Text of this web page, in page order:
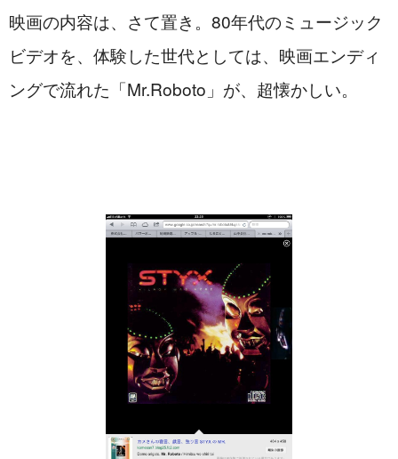
映画の内容は、さて置き。80年代のミュージック
ビデオを、体験した世代としては、映画エンディ
ングで流れた「Mr.Roboto」が、超懐かしい。